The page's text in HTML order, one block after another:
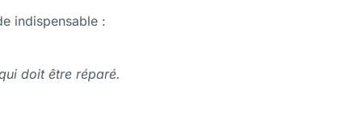
indispensable :
doit être réparé.